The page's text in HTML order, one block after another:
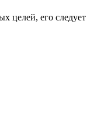
целей, его следует